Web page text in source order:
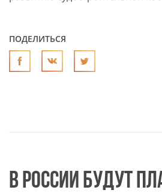
ПОДЕЛИТЬСЯ
В РОССИИ БУДУТ